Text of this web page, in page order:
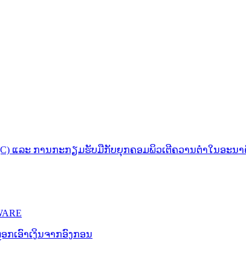
ແລະ ການກະກຽມຮັບມືກັບຍຸກຄອມພິວເຕີຄວານຕໍາໃນອະນ
ອກ​ເອົາ​ເງິນ​ຈາກ​ອົງກອນ